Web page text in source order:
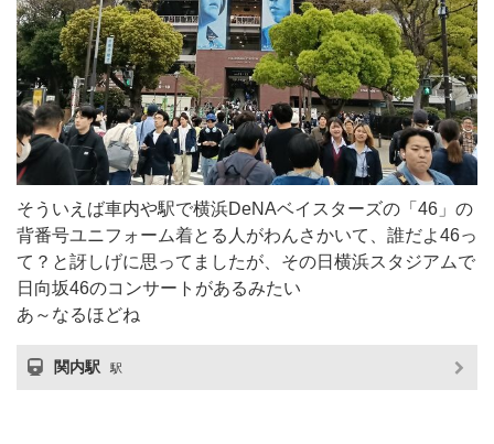
そういえば車内や駅で横浜DeNAベイスターズの「46」の
背番号ユニフォーム着とる人がわんさかいて、誰だよ46っ
て？と訝しげに思ってましたが、その日横浜スタジアムで
日向坂46のコンサートがあるみたい
あ～なるほどね
関内駅 駅